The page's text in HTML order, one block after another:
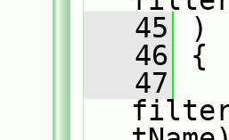
   45
)
   46
{
   47